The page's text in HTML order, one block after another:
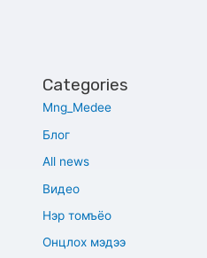
Categories
Mng_Medee
Блог
All news
Видео
Нэр томъёо
Онцлох мэдээ